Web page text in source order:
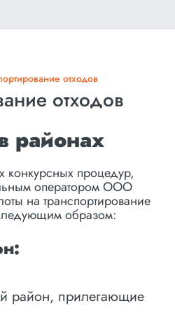
отходов
отходов
районах
конкурсных процедур,
оператором ООО
на транспортирование
образом:
район, прилегающие